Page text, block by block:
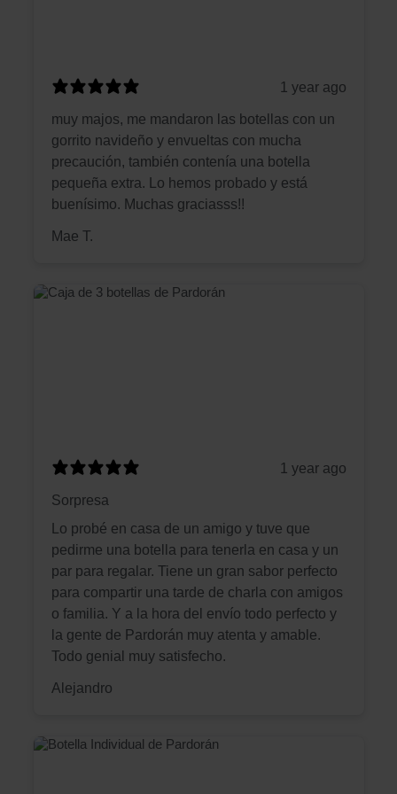
1 year ago
muy majos, me mandaron las botellas con un
gorrito navideño y envueltas con mucha
precaución, también contenía una botella
pequeña extra. Lo hemos probado y está
buenísimo. Muchas graciasss!!
Mae T.
1 year ago
Sorpresa
Lo probé en casa de un amigo y tuve que
pedirme una botella para tenerla en casa y un
par para regalar. Tiene un gran sabor perfecto
para compartir una tarde de charla con amigos
o familia. Y a la hora del envío todo perfecto y
la gente de Pardorán muy atenta y amable.
Todo genial muy satisfecho.
Alejandro